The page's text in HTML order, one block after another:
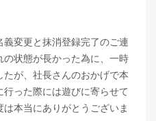
義変更と抹消登録完了のご連
状態が長かった為に、一時
が、社長さんのおかげで本
った際には遊びに寄らせて
本当にありがとうございま